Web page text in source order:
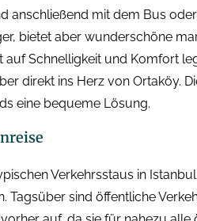
anschließend mit dem Bus
bietet aber wunderschöne
auf Schnelligkeit und Komfort
direkt ins Herz von Ortaköy.
eine bequeme Lösung.
Verkehrsstaus in
Tagsüber sind öffentliche